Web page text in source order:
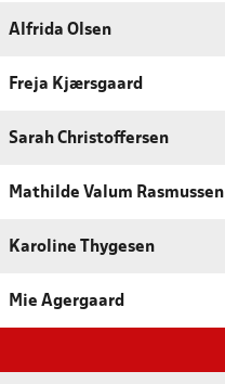
Alfrida Olsen
Freja Kjærsgaard
Sarah Christoffersen
Mathilde Valum Rasmussen
Karoline Thygesen
Mie Agergaard